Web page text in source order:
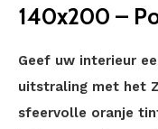
140x200 –
Geef uw interieur
uitstraling met het
sfeervolle oranje